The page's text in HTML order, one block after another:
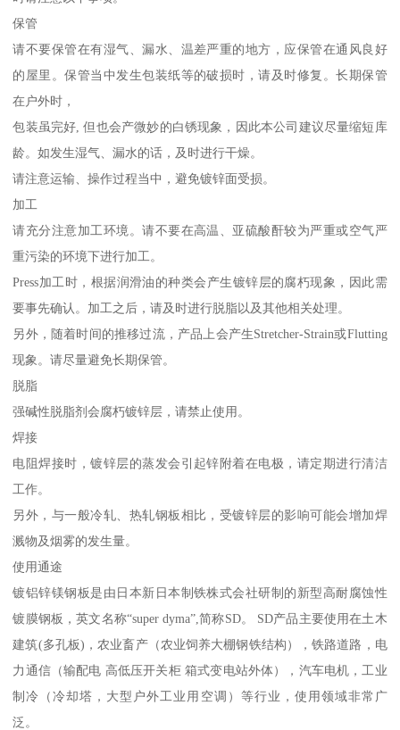
保管
请不要保管在有湿气、漏水、温差严重的地方，应保管在通风良好
的屋里。保管当中发生包装纸等的破损时，请及时修复。长期保管
在户外时，
包装虽完好, 但也会产微妙的白锈现象，因此本公司建议尽量缩短库
龄。如发生湿气、漏水的话，及时进行干燥。
请注意运输、操作过程当中，避免镀锌面受损。
加工
请充分注意加工环境。请不要在高温、亚硫酸酐较为严重或空气严
重污染的环境下进行加工。
Press加工时，根据润滑油的种类会产生镀锌层的腐朽现象，因此需
要事先确认。加工之后，请及时进行脱脂以及其他相关处理。
另外，随着时间的推移过流，产品上会产生Stretcher-Strain或Flutting
现象。请尽量避免长期保管。
脱脂
强碱性脱脂剂会腐朽镀锌层，请禁止使用。
焊接
电阻焊接时，镀锌层的蒸发会引起锌附着在电极，请定期进行清洁
工作。
另外，与一般冷轧、热轧钢板相比，受镀锌层的影响可能会增加焊
溅物及烟雾的发生量。
使用通途
镀铝锌镁钢板是由日本新日本制铁株式会社研制的新型高耐腐蚀性
镀膜钢板，英文名称“super dyma”,简称SD。 SD产品主要使用在土木
建筑(多孔板)，农业畜产（农业饲养大棚钢铁结构），铁路道路，电
力通信（输配电 高低压开关柜 箱式变电站外体），汽车电机，工业
制冷（冷却塔，大型户外工业用空调）等行业，使用领域非常广
泛。